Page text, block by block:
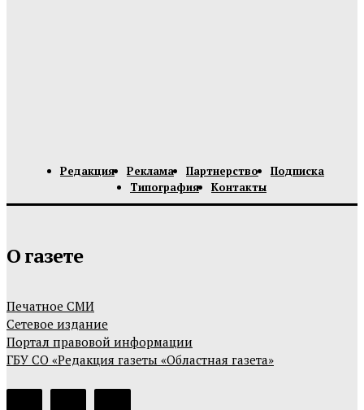
Редакция Реклама Партнерство
Подписка
Типография
Контакты
О газете
Печатное СМИ
Сетевое издание
Портал правовой информации
ГБУ СО «Редакция газеты «Областная газета»